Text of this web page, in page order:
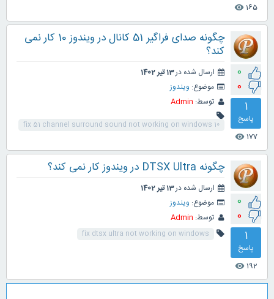
165
visibility
0
0
1
پاسخ
177
visibility
چگونه صدای فراگیر 51 کانال در ویندوز 10 کار نمی
کند؟
ارسال شده در13 تیر 1402
موضوع: ویندوز
توسط: Admin
fix 51 channel surround sound not working on windows 10
0
0
1
پاسخ
192
visibility
چگونه DTSX Ultra در ویندوز کار نمی کند؟
ارسال شده در13 تیر 1402
موضوع: ویندوز
توسط: Admin
fix dtsx ultra not working on windows